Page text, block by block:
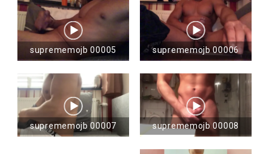
suprememojb 00005 suprememojb 00006
suprememojb 00007 suprememojb 00008